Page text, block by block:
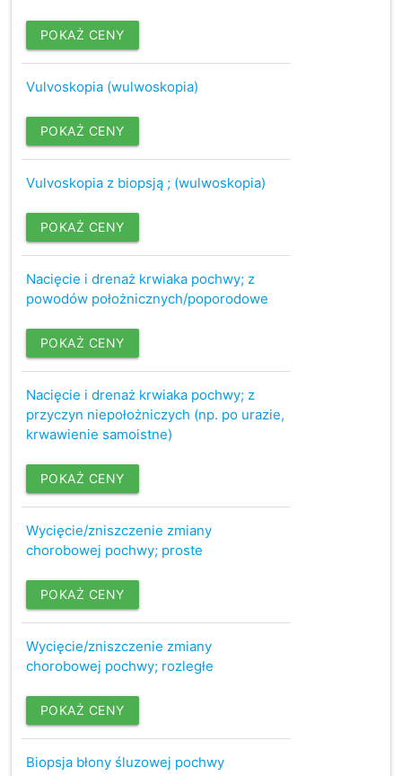
POKAŻ CENY
Vulvoskopia (wulwoskopia)
POKAŻ CENY
Vulvoskopia z biopsją ; (wulwoskopia)
POKAŻ CENY
Nacięcie i drenaż krwiaka pochwy; z
powodów położnicznych/poporodowe
POKAŻ CENY
Nacięcie i drenaż krwiaka pochwy; z
przyczyn niepołożniczych (np. po urazie,
krwawienie samoistne)
POKAŻ CENY
Wycięcie/zniszczenie zmiany
chorobowej pochwy; proste
POKAŻ CENY
Wycięcie/zniszczenie zmiany
chorobowej pochwy; rozległe
POKAŻ CENY
Biopsja błony śluzowej pochwy